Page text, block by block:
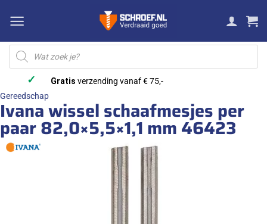
naar
inhoud
Producten
zoeken
✓ Gratis verzending vanaf € 75,-
Gereedschap
Ivana wissel schaafmesjes per
paar 82,0×5,5×1,1 mm 46423